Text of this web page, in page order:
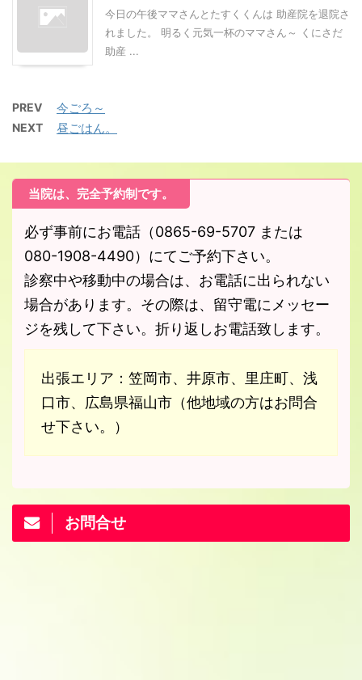
今日の午後ママさんとたすくくんは 助産院を退院さ
れました。 明るく元気一杯のママさん～ くにさだ
助産 ...
PREV 今ごろ～
NEXT 昼ごはん。
当院は、完全予約制です。
必ず事前にお電話（0865-69-5707 または
080-1908-4490）にてご予約下さい。
診察中や移動中の場合は、お電話に出られない
場合があります。その際は、留守電にメッセー
ジを残して下さい。折り返しお電話致します。
出張エリア：笠岡市、井原市、里庄町、浅
口市、広島県福山市（他地域の方はお問合
せ下さい。）
お問合せ